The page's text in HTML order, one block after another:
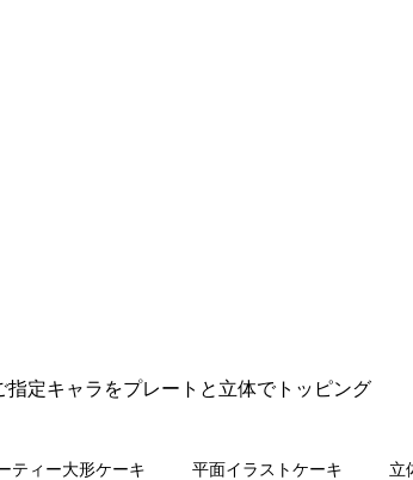
定キャラをプレートと立体でトッピング
ティー大形ケーキ 平面イラストケーキ 立